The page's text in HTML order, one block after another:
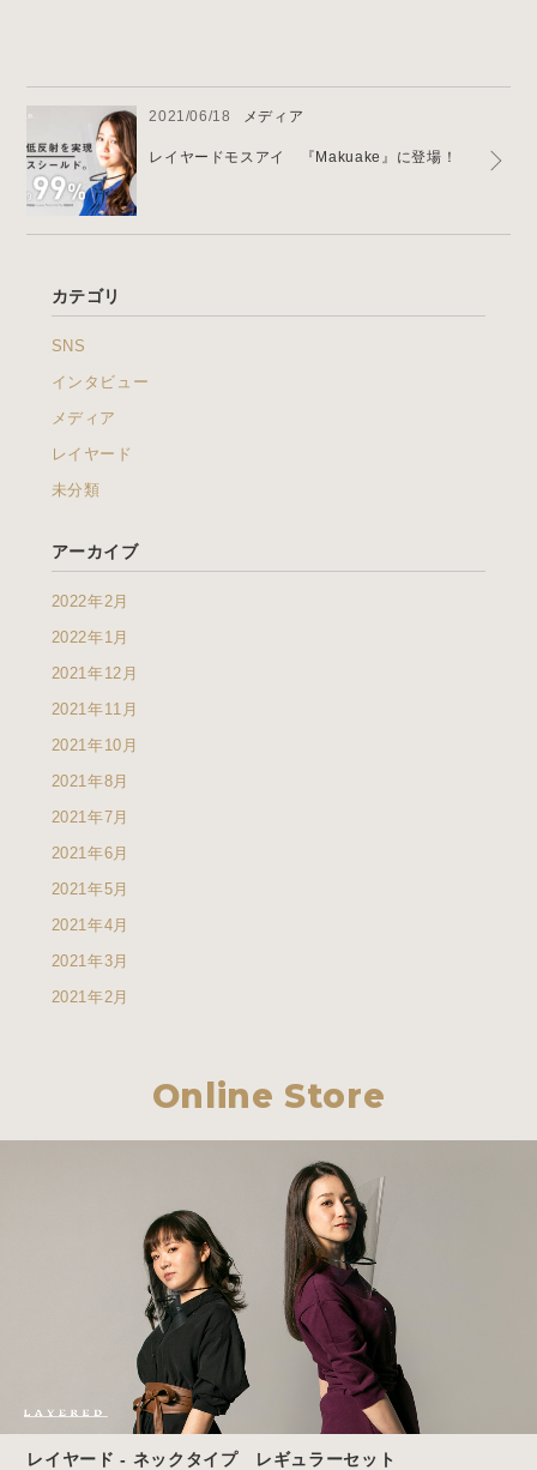
2021/06/18 メディア
レイヤードモスアイ 『Makuake』に登場！
カテゴリ
SNS
インタビュー
メディア
レイヤード
未分類
アーカイブ
2022年2月
2022年1月
2021年12月
2021年11月
2021年10月
2021年8月
2021年7月
2021年6月
2021年5月
2021年4月
2021年3月
2021年2月
Online Store
レイヤード - ネックタイプ レギュラーセット